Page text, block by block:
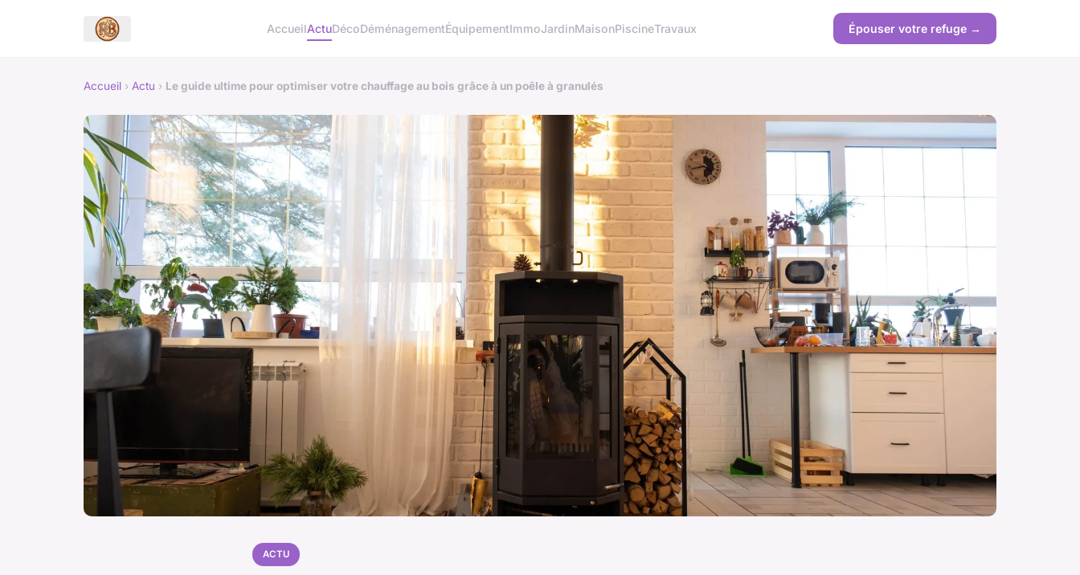
AccueilActuDécoDéménagementÉquipementImmoJardinMaisonPiscineTravaux Épouser votre refuge →
Accueil › Actu › Le guide ultime pour optimiser votre chauffage au bois grâce à un poêle à granulés
ACTU